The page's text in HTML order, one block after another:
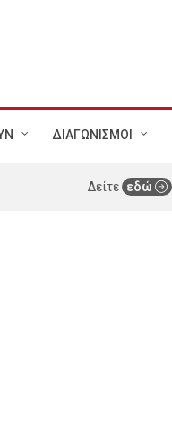
ΔΙΑΓΩΝΙΣΜΟΙ
Δείτε εδώ